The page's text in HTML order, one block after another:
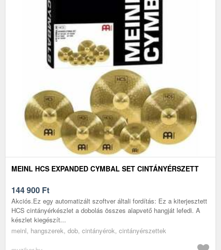
MEINL HCS EXPANDED CYMBAL SET CINTÁNYÉRSZETT
144 900 Ft
Akciós.Ez egy automatizált szoftver általi fordítás: Ez a kiterjesztett
HCS cintányérkészlet a dobolás összes alapvető hangját lefedi. A
készlet kiegészít...
meinl, hangszerek, dob, cintányérok, cintányérszettek